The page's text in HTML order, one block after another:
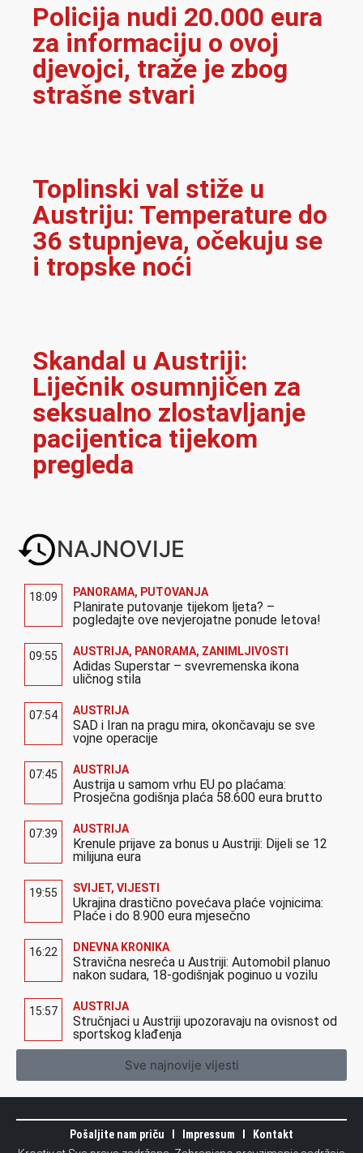
Policija nudi 20.000 eura
za informaciju o ovoj
djevojci, traže je zbog
strašne stvari
Toplinski val stiže u
Austriju: Temperature do
36 stupnjeva, očekuju se
i tropske noći
Skandal u Austriji:
Liječnik osumnjičen za
seksualno zlostavljanje
pacijentica tijekom
pregleda
NAJNOVIJE
18:09 PANORAMA, PUTOVANJA
Planirate putovanje tijekom ljeta? –
pogledajte ove nevjerojatne ponude letova!
09:55 AUSTRIJA, PANORAMA, ZANIMLJIVOSTI
Adidas Superstar – svevremenska ikona
uličnog stila
07:54 AUSTRIJA
SAD i Iran na pragu mira, okončavaju se sve
vojne operacije
07:45 AUSTRIJA
Austrija u samom vrhu EU po plaćama:
Prosječna godišnja plaća 58.600 eura brutto
07:39 AUSTRIJA
Krenule prijave za bonus u Austriji: Dijeli se 12
milijuna eura
19:55 SVIJET, VIJESTI
Ukrajina drastično povećava plaće vojnicima:
Plaće i do 8.900 eura mjesečno
16:22 DNEVNA KRONIKA
Stravična nesreća u Austriji: Automobil planuo
nakon sudara, 18-godišnjak poginuo u vozilu
15:57 AUSTRIJA
Stručnjaci u Austriji upozoravaju na ovisnost od
sportskog klađenja
Sve najnovije vijesti
Pošaljite nam priču Impressum
Kontakt